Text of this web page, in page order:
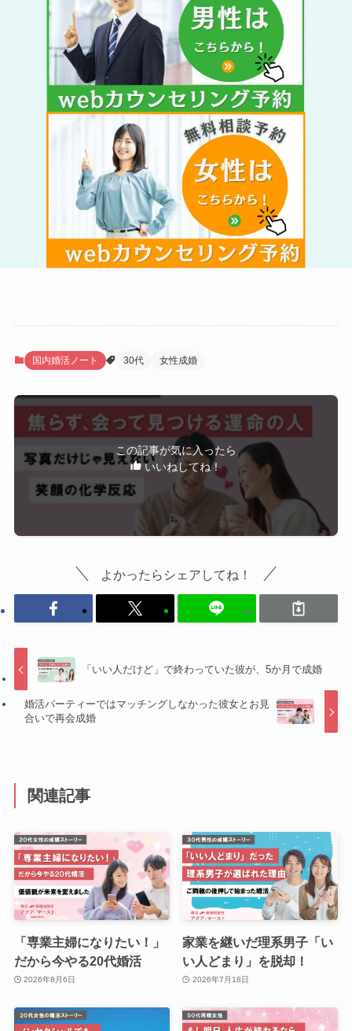
国内婚活ノート 30代 女性成婚
この記事が気に入ったら
いいねしてね！
よかったらシェアしてね！
「いい人だけど」で終わっていた彼が、5か月で成婚
婚活パーティーではマッチングしなかった彼女とお見
合いで再会成婚
関連記事
「専業主婦になりたい！」
だから今やる20代婚活
2026年8月6日
家業を継いだ理系男子「い
い人どまり」を脱却！
2026年7月18日